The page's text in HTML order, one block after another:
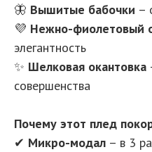
🦋 Вышитые бабочки –
💜 Нежно-фиолетовый
элегантность
✨ Шелковая окантовка
совершенства
Почему этот плед
✔ Микро-модал – в 3